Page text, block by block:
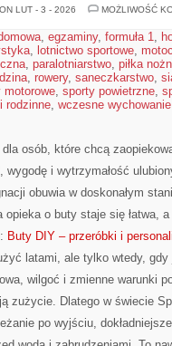
LUT - 3 - 2026
MOŻLIWOŚĆ
, egzaminy, formuła 1,
, lotnictwo sportowe,
, paralotniarstwo, piłka
, rowery, saneczkarstwo,
motorowe, sporty powietrzne,
rodzinne, wczesne wychowanie
osób, które chcą
i wytrzymałość
obuwia w doskonałym
o buty staje się łatwa,
Buty DIY – przeróbki i
latami, ale tylko wtedy,
wilgoć i zmienne warunki
zużycie. Dlatego w świecie
po wyjściu,